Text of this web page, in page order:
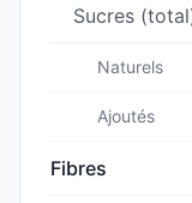
Sucres
Naturels
Ajoutés
Fibres